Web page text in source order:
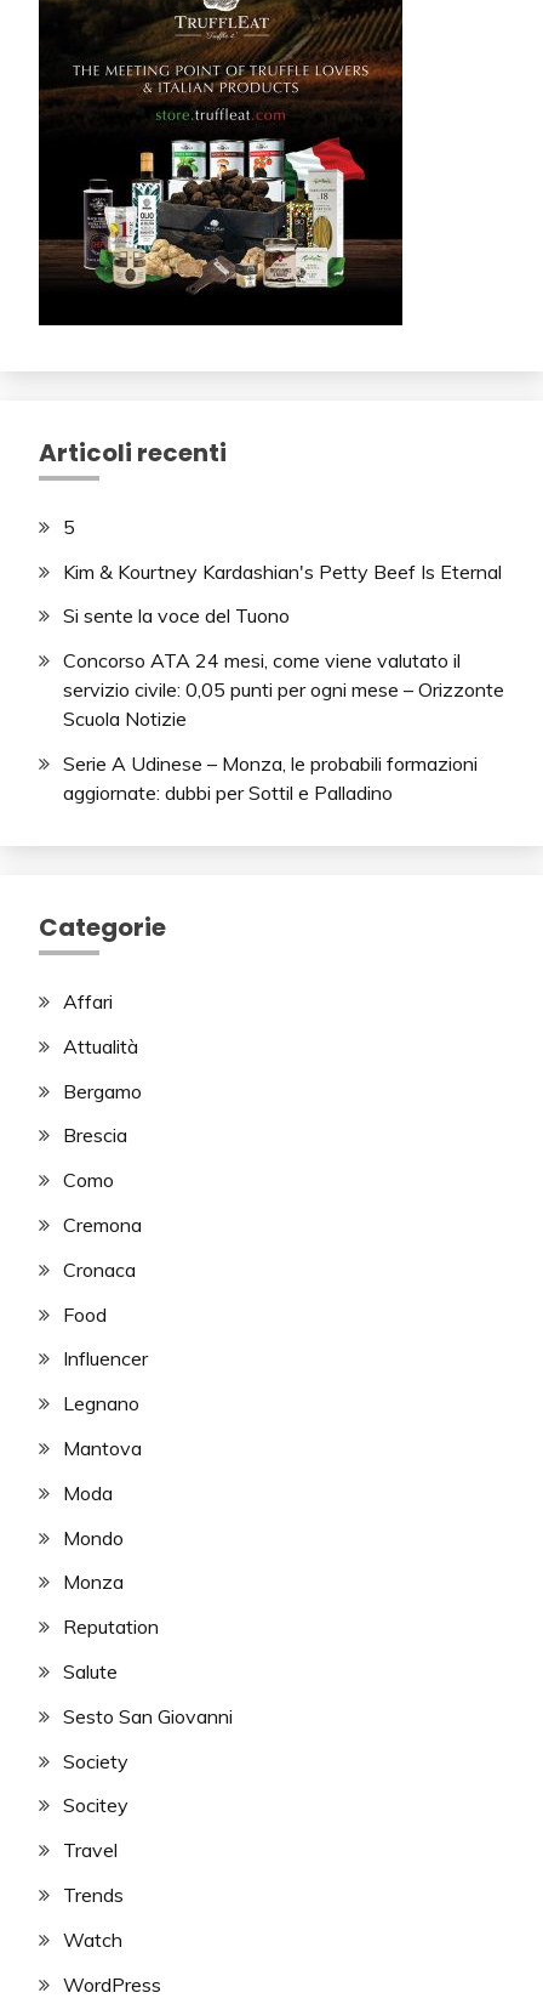
Articoli recenti
5
Kim & Kourtney Kardashian's Petty Beef Is Eternal
Si sente la voce del Tuono
Concorso ATA 24 mesi, come viene valutato il
servizio civile: 0,05 punti per ogni mese – Orizzonte
Scuola Notizie
Serie A Udinese – Monza, le probabili formazioni
aggiornate: dubbi per Sottil e Palladino
Categorie
Affari
Attualità
Bergamo
Brescia
Como
Cremona
Cronaca
Food
Influencer
Legnano
Mantova
Moda
Mondo
Monza
Reputation
Salute
Sesto San Giovanni
Society
Socitey
Travel
Trends
Watch
WordPress